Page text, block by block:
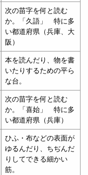
次の苗字を何と読む
か。「久語」 特に多
い都道府県（兵庫、大
阪）
本を読んだり、物を書
いたりするための平ら
な台。
次の苗字を何と読む
か。「喜始」 特に多
い都道府県（兵庫）
ひふ・布などの表面が
ゆるんだり、ちぢんだ
りしてできる細かい
筋。